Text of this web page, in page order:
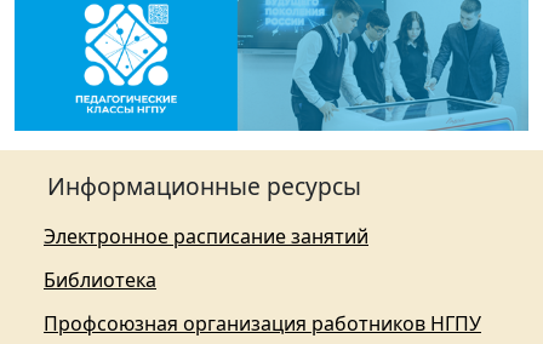
Информационные ресурсы
Электронное расписание занятий
Библиотека
Профсоюзная организация работников НГПУ